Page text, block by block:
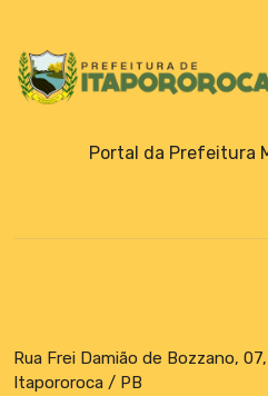
Portal da Prefeitura
Rua Frei Damião de Bozzano,
Itapororoca / PB